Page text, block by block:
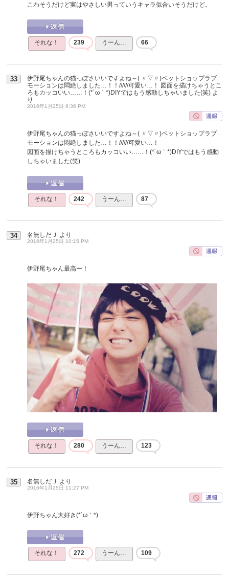
こわそうだけど実はやさしい男っていうキャラ似合いそうだけど。
それな！ 239 うーん… 66
33
伊野尾ちゃんの猫っぽさいいですよね～( 〃▽〃)ペットショップラブ
モーションは悶絶しました…！！//////可愛い…！ 図面を描けちゃうとこ
ろもカッコいい……！(*´ω｀*)DIYではもう感動しちゃいました(笑) よ
り
2016年1月25日 6:36 PM
伊野尾ちゃんの猫っぽさいいですよね～( 〃▽〃)ペットショップラブ
モーションは悶絶しました…！！//////可愛い…！
図面を描けちゃうところもカッコいい……！(*´ω｀*)DIYではもう感動
しちゃいました(笑)
それな！ 242 うーん… 87
34 名無しだＪ より
2016年1月25日 10:15 PM
伊野尾ちゃん最高ー！
それな！ 280 うーん… 123
35 名無しだＪ より
2016年1月25日 11:27 PM
伊野ちゃん大好き(*´ω｀*)
それな！ 272 うーん… 109